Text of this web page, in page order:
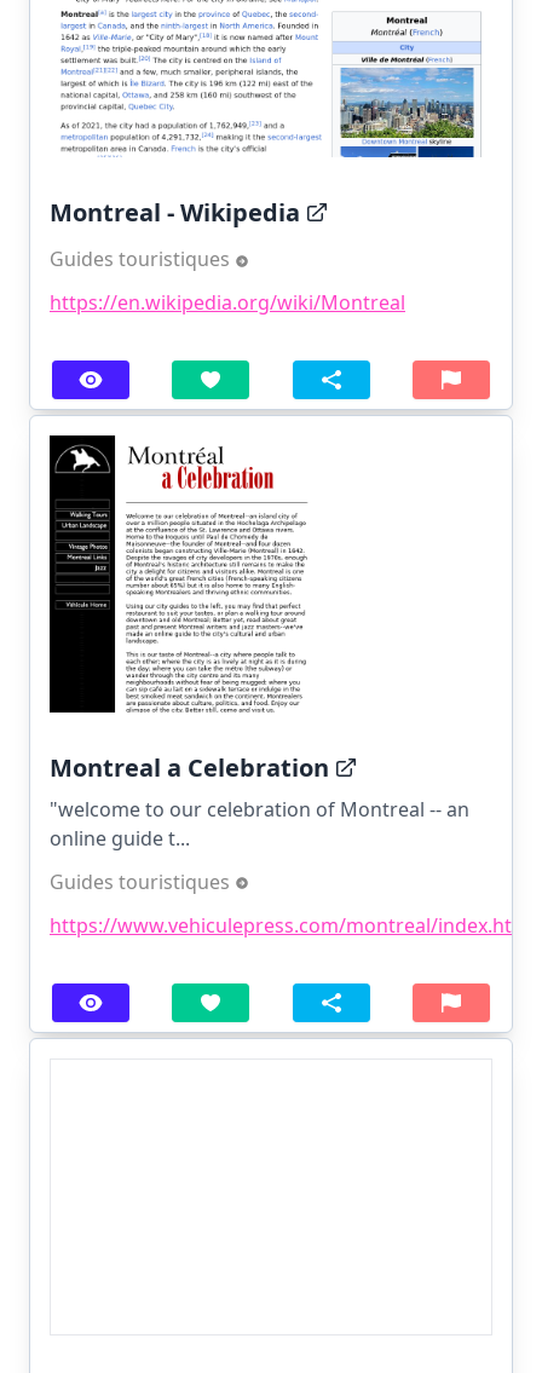
Montreal - Wikipedia
Guides touristiques
https://en.wikipedia.org/wiki/Montreal
Montreal a Celebration
"welcome to our celebration of Montreal -- an
online guide t...
Guides touristiques
https://www.vehiculepress.com/montreal/index.html